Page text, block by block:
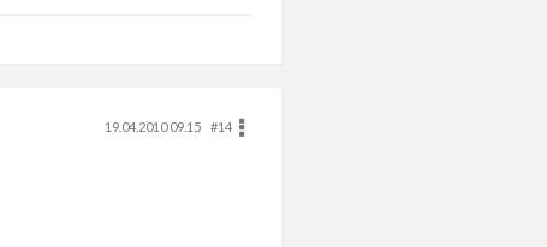
19.04.2010 09.15
#14